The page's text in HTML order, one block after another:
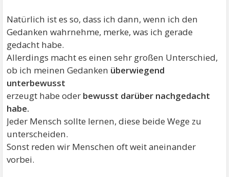
Natürlich ist es so, dass ich dann, wenn ich den
Gedanken wahrnehme, merke, was ich gerade
gedacht habe.
Allerdings macht es einen sehr großen Unterschied,
ob ich meinen Gedanken überwiegend
unterbewusst
erzeugt habe oder bewusst darüber nachgedacht
habe.
Jeder Mensch sollte lernen, diese beide Wege zu
unterscheiden.
Sonst reden wir Menschen oft weit aneinander
vorbei.